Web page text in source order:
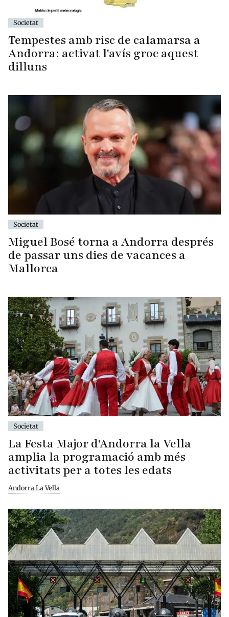
Societat
Tempestes amb risc de calamarsa a
Andorra: activat l'avís groc aquest
dilluns
Societat
Miguel Bosé torna a Andorra després
de passar uns dies de vacances a
Mallorca
Societat
La Festa Major d'Andorra la Vella
amplia la programació amb més
activitats per a totes les edats
Andorra La Vella